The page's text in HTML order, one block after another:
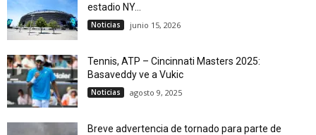
estadio NY...
Noticias junio 15, 2026
Tennis, ATP – Cincinnati Masters 2025:
Basaveddy ve a Vukic
Noticias agosto 9, 2025
Breve advertencia de tornado para parte de